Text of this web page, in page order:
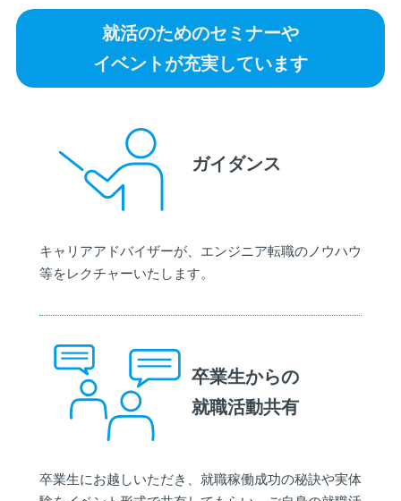
就活のためのセミナーや
イベントが充実しています
ガイダンス
キャリアアドバイザーが、エンジニア転職のノウハウ
等をレクチャーいたします。
卒業生からの
就職活動共有
卒業生にお越しいただき、就職稼働成功の秘訣や実体